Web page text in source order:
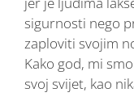
sigurnosti nego
zaploviti svojim
Kako god, mi
svoj svijet, kao